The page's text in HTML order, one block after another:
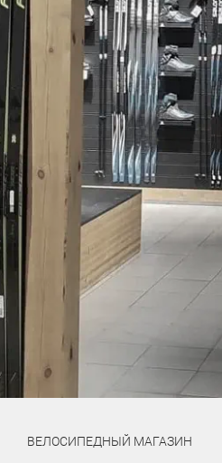
ВЕЛОСИПЕДНЫЙ МАГАЗИН